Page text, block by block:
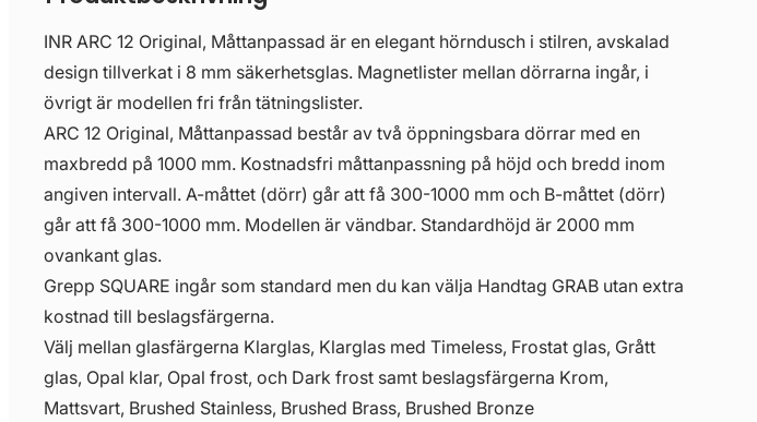
INR ARC 12 Original, Måttanpassad är en elegant hörndusch i stilren, avskalad
design tillverkat i 8 mm säkerhetsglas. Magnetlister mellan dörrarna ingår, i
övrigt är modellen fri från tätningslister.
ARC 12 Original, Måttanpassad består av två öppningsbara dörrar med en
maxbredd på 1000 mm. Kostnadsfri måttanpassning på höjd och bredd inom
angiven intervall. A-måttet (dörr) går att få 300-1000 mm och B-måttet (dörr)
går att få 300-1000 mm. Modellen är vändbar. Standardhöjd är 2000 mm
ovankant glas.
Grepp SQUARE ingår som standard men du kan välja Handtag GRAB utan extra
kostnad till beslagsfärgerna.
Välj mellan glasfärgerna Klarglas, Klarglas med Timeless, Frostat glas, Grått
glas, Opal klar, Opal frost, och Dark frost samt beslagsfärgerna Krom,
Mattsvart, Brushed Stainless, Brushed Brass, Brushed Bronze